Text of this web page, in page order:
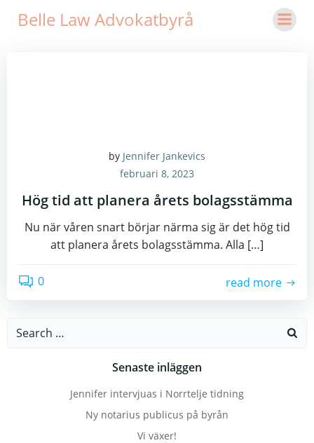
till
Belle Law Advokatbyrå
by Jennifer Jankevics
februari 8, 2023
Hög tid att planera årets bolagsstämma
Nu när våren snart börjar närma sig är det hög tid
att planera årets bolagsstämma. Alla […]
0 read more
Search
Senaste inläggen
Jennifer intervjuas i Norrtelje tidning
Ny notarius publicus på byrån
Vi växer!